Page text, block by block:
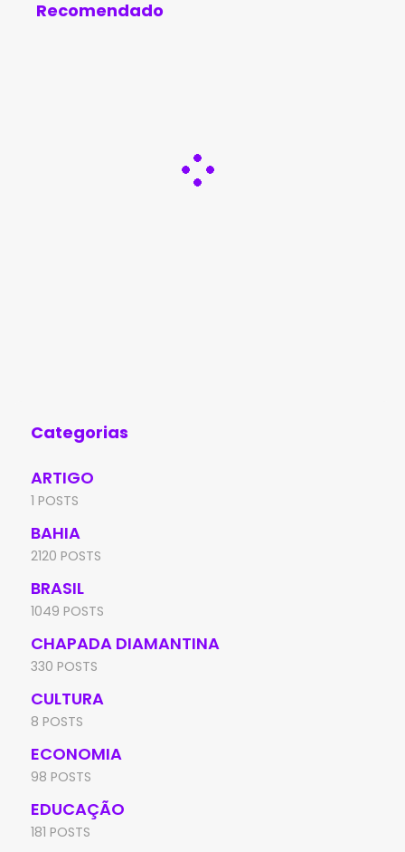
Recomendado
Categorias
ARTIGO
1 POSTS
BAHIA
2120 POSTS
BRASIL
1049 POSTS
CHAPADA DIAMANTINA
330 POSTS
CULTURA
8 POSTS
ECONOMIA
98 POSTS
EDUCAÇÃO
181 POSTS